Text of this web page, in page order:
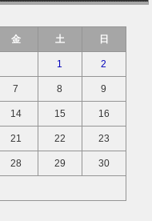
金 土 日
1 2
7 8 9
14 15 16
21 22 23
28 29 30